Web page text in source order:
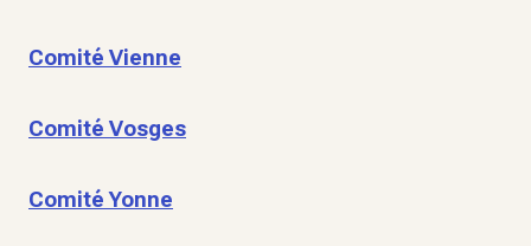
Comité Vienne
Comité Vosges
Comité Yonne